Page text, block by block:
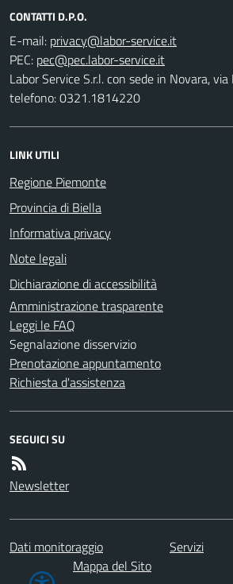
CONTATTI D.P.O.
E-mail:
PEC:
Labor Service S.r.l. con sede in Novara,
telefono: 0321.1814220
LINK UTILI
Regione Piemonte
Provincia di Biella
Informativa privacy
Note legali
Dichiarazione di accessibilità
Amministrazione trasparente
Leggi le FAQ
Segnalazione disservizio
Prenotazione appuntamento
Richiesta d'assistenza
SEGUICI SU
Newsletter
Dati monitoraggio Servizi
Mappa del Sito